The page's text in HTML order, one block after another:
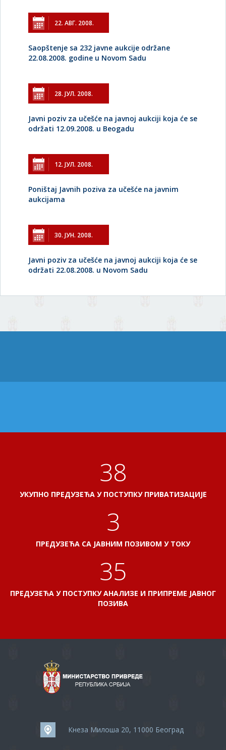
22. АВГ. 2008.
Saopštenje sa 232 javne aukcije održane
22.08.2008. godine u Novom Sadu
28. ЈУЛ. 2008.
Javni poziv za učešće na javnoj aukciji koja će se
održati 12.09.2008. u Beogadu
12. ЈУЛ. 2008.
Poništaj Javnih poziva za učešće na javnim
aukcijama
30. ЈУН. 2008.
Javni poziv za učešće na javnoj aukciji koja će se
održati 22.08.2008. u Novom Sadu
41
УКУПНО ПРЕДУЗЕЋА У ПОСТУПКУ ПРИВАТИЗАЦИЈЕ
3
ПРЕДУЗЕЋА СА ЈАВНИМ ПОЗИВОМ У ТОКУ
38
ПРЕДУЗЕЋА У ПОСТУПКУ АНАЛИЗЕ И ПРИПРЕМЕ ЈАВНОГ
ПОЗИВА
Кнеза Милоша 20, 11000 Београд